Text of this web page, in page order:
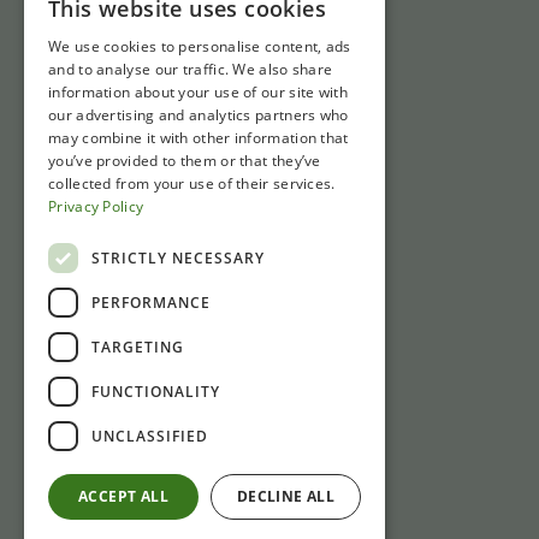
Schnell zu
Öffnungszeiten
Wegbeschreibung und Parken
Nachrichten
Kontakt
Gasthuisstraat 1
6981 CP Doesburg
+31 (0)313 471410
Bei Nichterreichbarkeit: bitte per E-Mail an:
This website uses cookies
We use cookies to personalise content, ads
and to analyse our traffic. We also share
information about your use of our site with
our advertising and analytics partners who
may combine it with other information that
you’ve provided to them or that they’ve
collected from your use of their services.
Privacy Policy
STRICTLY NECESSARY
PERFORMANCE
TARGETING
FUNCTIONALITY
UNCLASSIFIED
ACCEPT ALL DECLINE ALL